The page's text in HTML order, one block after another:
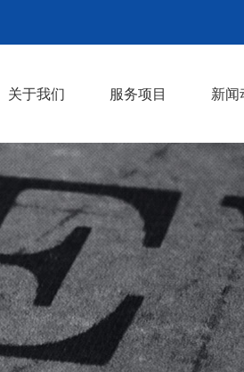
关于我们
企业文化
发展历程
服务项目
按摩服务
推拿服务
油压服务
SPA服务
丝足服务
上门服务
新闻
丝足
按摩